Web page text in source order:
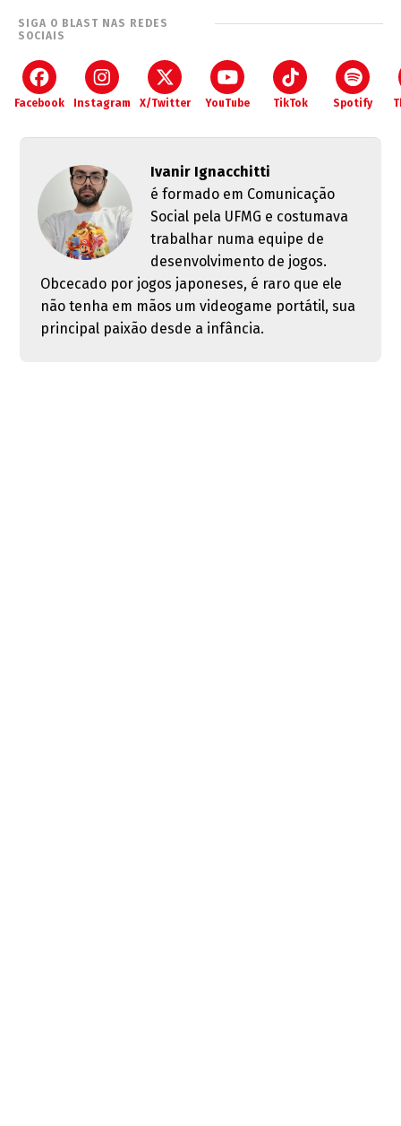
SIGA O BLAST NAS REDES
SOCIAIS
Facebook Instagram X/Twitter YouTube TikTok Spotify
Ivanir Ignacchitti
é formado em Comunicação
Social pela UFMG e costumava
trabalhar numa equipe de
desenvolvimento de jogos.
Obcecado por jogos japoneses, é raro que ele
não tenha em mãos um videogame portátil, sua
principal paixão desde a infância.